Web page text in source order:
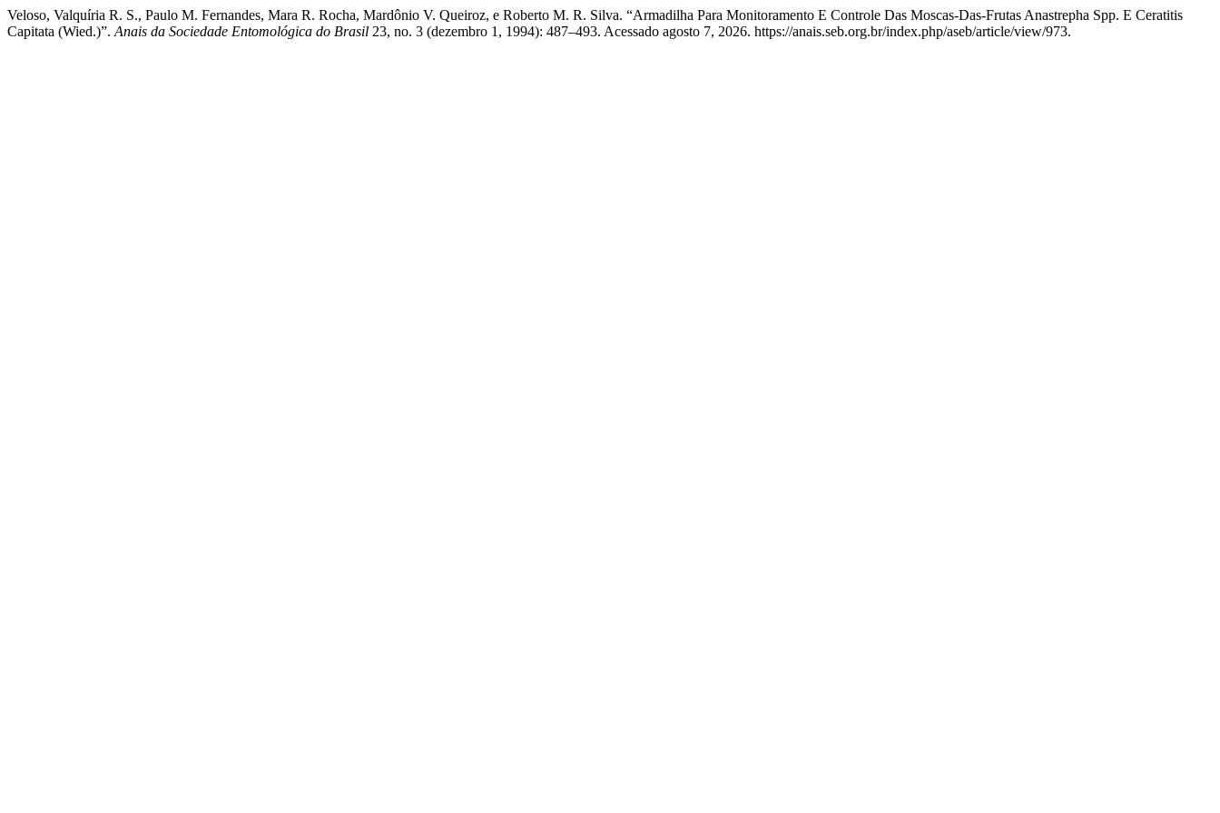
Veloso, Valquíria R. S., Paulo M. Fernandes, Mara R. Rocha, Mardônio V. Queiroz, e Roberto M. R. Silva. “Armadilha Para Monitoramento E Controle Das Moscas-Das-Frutas Anastrepha Spp. E Ceratitis
Capitata (Wied.)”. Anais da Sociedade Entomológica do Brasil 23, no. 3 (dezembro 1, 1994): 487–493. Acessado agosto 7, 2026. https://anais.seb.org.br/index.php/aseb/article/view/973.